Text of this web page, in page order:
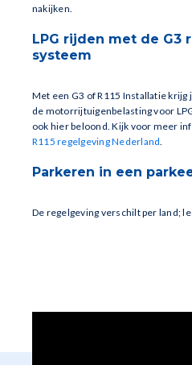
nakijken.
LPG rijden met de G3
systeem
Met een G3 of R115 Installatie krijg
de motorrijtuigenbelasting voor
ook hier beloond. Kijk voor meer
R115 regelgeving Nederland.
Parkeren in een
De regelgeving verschilt per land;